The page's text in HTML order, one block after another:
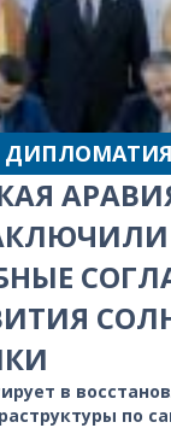
ДИПЛОМАТИЯ
в
по